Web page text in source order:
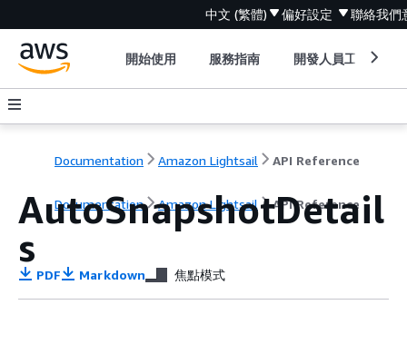
中文 (繁體) 偏好設定 聯絡我們
開始使用 服務指南 開發人員工具
Documentation Amazon Lightsail API Reference
Documentation Amazon Lightsail API Reference
AutoSnapshotDetail
s
PDF Markdown 焦點模式